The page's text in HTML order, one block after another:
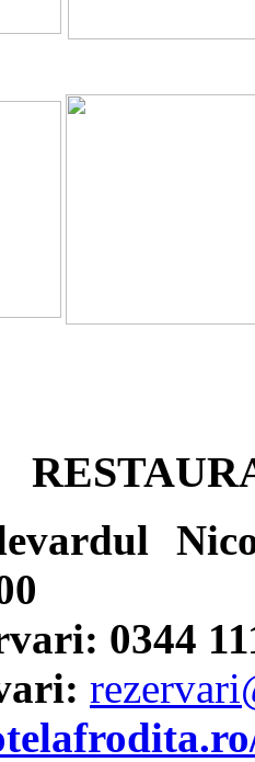
0344